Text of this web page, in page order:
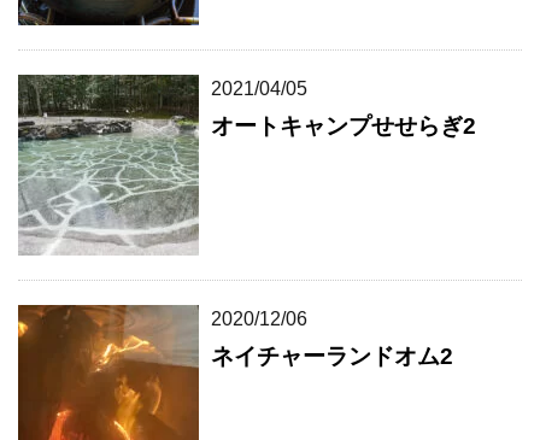
2021/04/05
オートキャンプせせらぎ2
2020/12/06
ネイチャーランドオム2